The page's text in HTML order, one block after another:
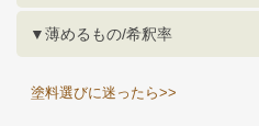
▼薄めるもの/希釈率
塗料選びに迷ったら>>